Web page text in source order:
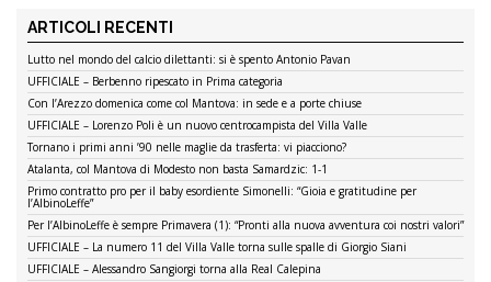
ARTICOLI RECENTI
Lutto nel mondo del calcio dilettanti: si è spento Antonio Pavan
UFFICIALE – Berbenno ripescato in Prima categoria
Con l’Arezzo domenica come col Mantova: in sede e a porte chiuse
UFFICIALE – Lorenzo Poli è un nuovo centrocampista del Villa Valle
Tornano i primi anni ’90 nelle maglie da trasferta: vi piacciono?
Atalanta, col Mantova di Modesto non basta Samardzic: 1-1
Primo contratto pro per il baby esordiente Simonelli: “Gioia e gratitudine per
l’AlbinoLeffe”
Per l’AlbinoLeffe è sempre Primavera (1): “Pronti alla nuova avventura coi nostri valori”
UFFICIALE – La numero 11 del Villa Valle torna sulle spalle di Giorgio Siani
UFFICIALE – Alessandro Sangiorgi torna alla Real Calepina